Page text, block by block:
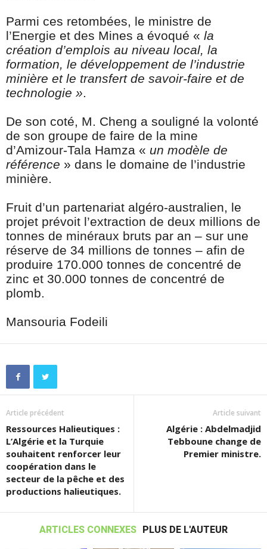
Parmi ces retombées, le ministre de
l’Energie et des Mines a évoqué « la
création d’emplois au niveau local, la
formation, le développement de l’industrie
minière et le transfert de savoir-faire et de
technologie ».
De son coté, M. Cheng a souligné la volonté
de son groupe de faire de la mine
d’Amizour-Tala Hamza « un modèle de
référence » dans le domaine de l’industrie
minière.
Fruit d’un partenariat algéro-australien, le
projet prévoit l’extraction de deux millions de
tonnes de minéraux bruts par an – sur une
réserve de 34 millions de tonnes – afin de
produire 170.000 tonnes de concentré de
zinc et 30.000 tonnes de concentré de
plomb.
Mansouria Fodeili
Article précédent
Ressources Halieutiques :
L’Algérie et la Turquie
souhaitent renforcer leur
coopération dans le
secteur de la pêche et des
productions halieutiques.
Article suivant
Algérie : Abdelmadjid
Tebboune change de
Premier ministre.
ARTICLES CONNEXES PLUS DE L'AUTEUR